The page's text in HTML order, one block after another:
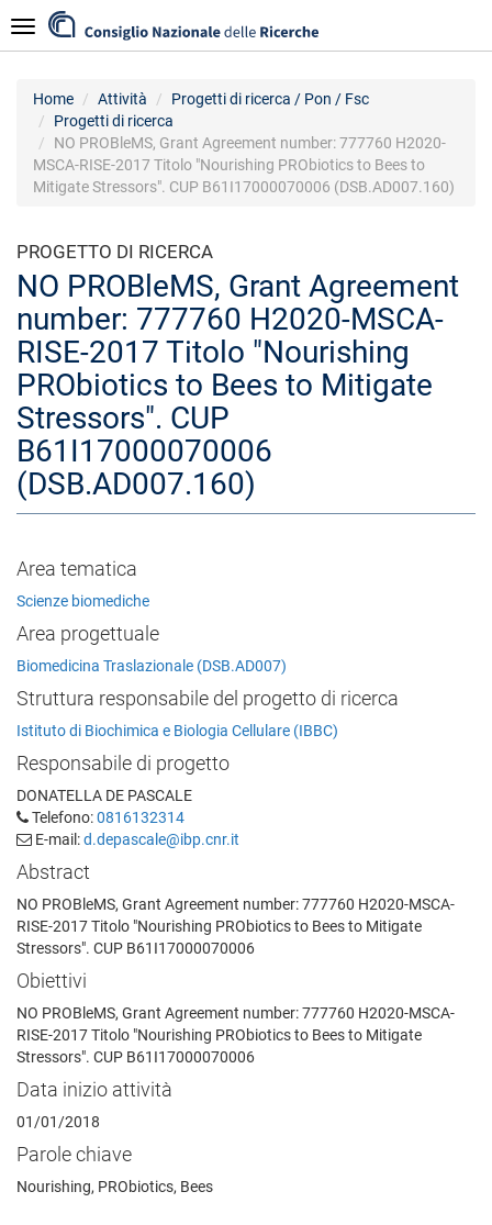
al
contenuto
Navigazione
Home Attività
Progetti di ricerca / Pon / Fsc
Progetti di ricerca
NO PROBleMS, Grant Agreement number: 777760 H2020-
MSCA-RISE-2017 Titolo "Nourishing PRObiotics to Bees to
Mitigate Stressors". CUP B61I17000070006 (DSB.AD007.160)
PROGETTO DI RICERCA
NO PROBleMS, Grant Agreement
number: 777760 H2020-MSCA-
RISE-2017 Titolo "Nourishing
PRObiotics to Bees to Mitigate
Stressors". CUP
B61I17000070006
(DSB.AD007.160)
Area tematica
Scienze biomediche
Area progettuale
Biomedicina Traslazionale (DSB.AD007)
Struttura responsabile del progetto di ricerca
Istituto di Biochimica e Biologia Cellulare (IBBC)
Responsabile di progetto
DONATELLA DE PASCALE
Telefono:0816132314
E-mail:d.depascale@ibp.cnr.it
Abstract
NO PROBleMS, Grant Agreement number: 777760 H2020-MSCA-
RISE-2017 Titolo "Nourishing PRObiotics to Bees to Mitigate
Stressors". CUP B61I17000070006
Obiettivi
NO PROBleMS, Grant Agreement number: 777760 H2020-MSCA-
RISE-2017 Titolo "Nourishing PRObiotics to Bees to Mitigate
Stressors". CUP B61I17000070006
Data inizio attività
01/01/2018
Parole chiave
Nourishing, PRObiotics, Bees